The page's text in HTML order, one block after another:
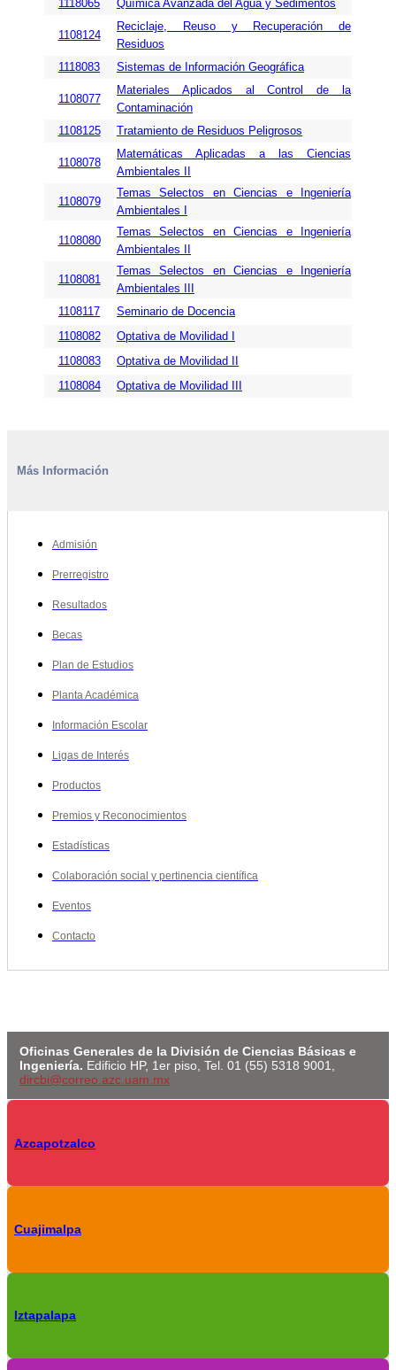
1118065 Química Avanzada del Agua y Sedimentos
1108124
Reciclaje, Reuso y Recuperación de
Residuos
1118083
Sistemas de Información Geográfica
1108077
Materiales Aplicados al Control de la
Contaminación
1108125
Tratamiento de Residuos Peligrosos
1108078
Matemáticas Aplicadas a las Ciencias
Ambientales II
1108079
Temas Selectos en Ciencias e Ingeniería
Ambientales I
1108080
Temas Selectos en Ciencias e Ingeniería
Ambientales II
1108081
Temas Selectos en Ciencias e Ingeniería
Ambientales III
1108117
Seminario de Docencia
1108082
Optativa de Movilidad I
1108083
Optativa de Movilidad II
1108084
Optativa de Movilidad III
Más Información
Admisión
Prerregistro
Resultados
Becas
Plan de Estudios
Planta Académica
Información Escolar
Ligas de Interés
Productos
Premios y Reconocimientos
Estadísticas
Colaboración social y pertinencia científica
Eventos
Contacto
Oficinas Generales de la División de Ciencias Básicas e
Ingeniería. Edificio HP, 1er piso, Tel. 01 (55) 5318 9001,
dircbi@correo.azc.uam.mx
Azcapotzalco
Cuajimalpa
Iztapalapa